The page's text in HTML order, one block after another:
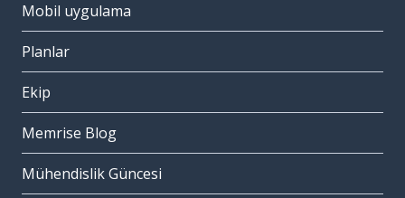
Mobil uygulama
Planlar
Ekip
Memrise Blog
Mühendislik Güncesi